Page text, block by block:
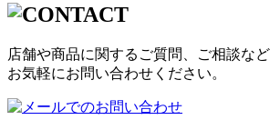
店舗や商品に関するご質問、ご相談など
お気軽にお問い合わせください。